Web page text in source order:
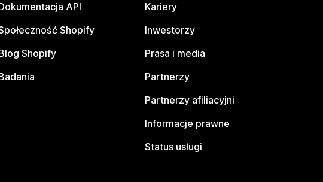
API
Shopify
Shopify
Kariery
Inwestorzy
Prasa i media
Partnerzy
Partnerzy afiliacyjni
Informacje prawne
Status usługi